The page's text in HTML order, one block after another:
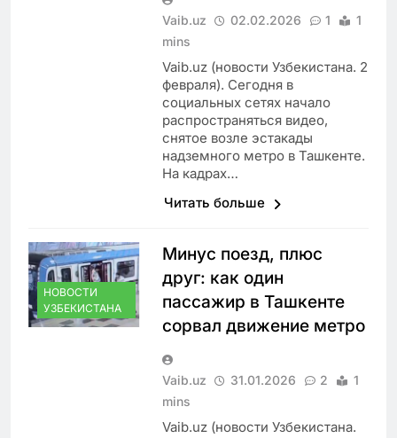
Vaib.uz 02.02.2026 1
1
mins
Vaib.uz (новости Узбекистана. 2
февраля). Сегодня в
социальных сетях начало
распространяться видео,
снятое возле эстакады
надземного метро в Ташкенте.
На кадрах…
Читать больше
НОВОСТИ
УЗБЕКИСТАНА
Минус поезд, плюс
друг: как один
пассажир в Ташкенте
сорвал движение метро
Vaib.uz 31.01.2026 2
1
mins
Vaib.uz (новости Узбекистана.